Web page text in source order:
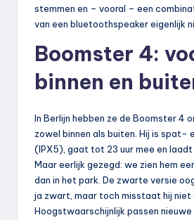
stemmen en – vooral – een
van een bluetoothspeaker eigenlijk
Boomster 4:
binnen en
In Berlijn hebben ze de Boomster 4
zowel binnen als buiten. Hij is spat-
(IPX5), gaat tot 23 uur mee en laadt
Maar eerlijk gezegd: we zien hem
dan in het park. De zwarte versie
ja zwart, maar toch misstaat hij niet
Hoogstwaarschijnlijk passen